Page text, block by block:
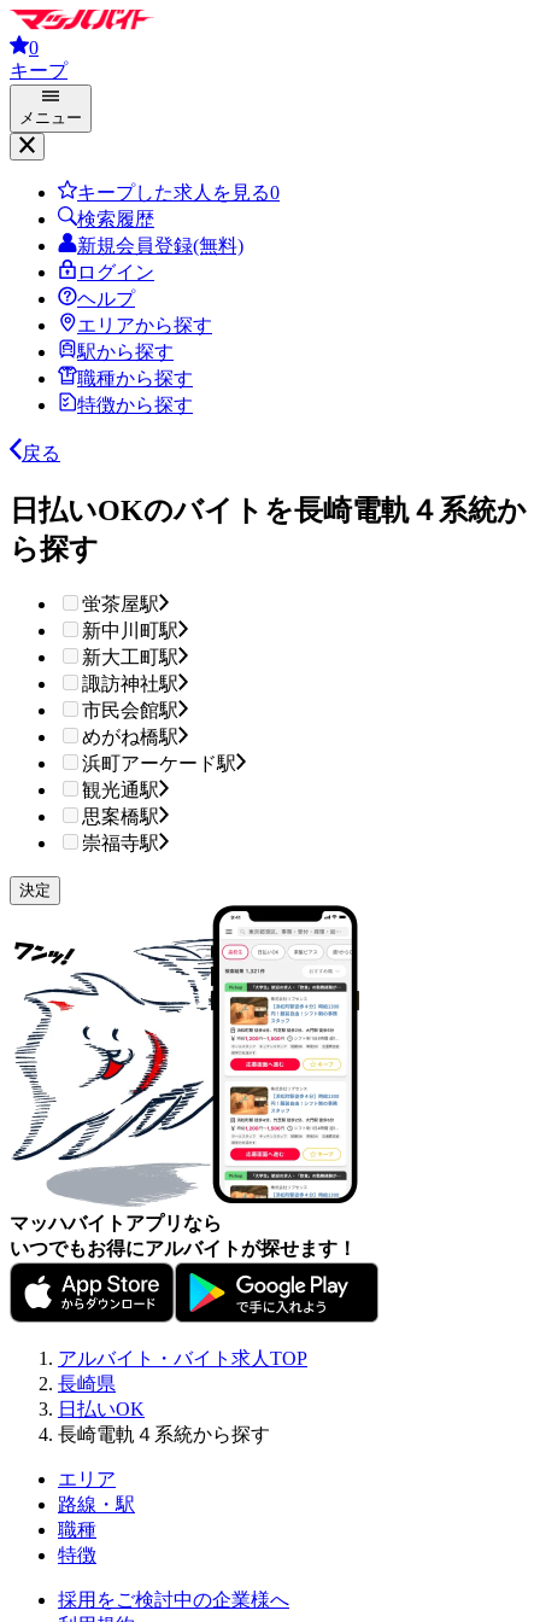
0
キープ
メニュー
キープした求人を見る0
検索履歴
新規会員登録(無料)
ログイン
ヘルプ
エリアから探す
駅から探す
職種から探す
特徴から探す
戻る
日払いOKのバイトを長崎電軌４系統か
ら探す
蛍茶屋駅
新中川町駅
新大工町駅
諏訪神社駅
市民会館駅
めがね橋駅
浜町アーケード駅
観光通駅
思案橋駅
崇福寺駅
マッハバイトアプリなら
いつでもお得にアルバイトが探せます！
アルバイト・バイト求人TOP
長崎県
日払いOK
長崎電軌４系統から探す
エリア
路線・駅
職種
特徴
採用をご検討中の企業様へ